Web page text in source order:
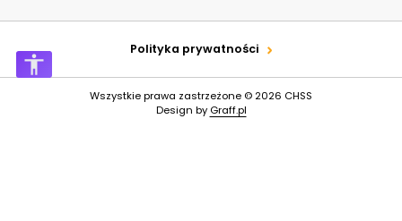
Polityka prywatności
Wszystkie prawa zastrzeżone © 2026 CHSS
Design by Graff.pl